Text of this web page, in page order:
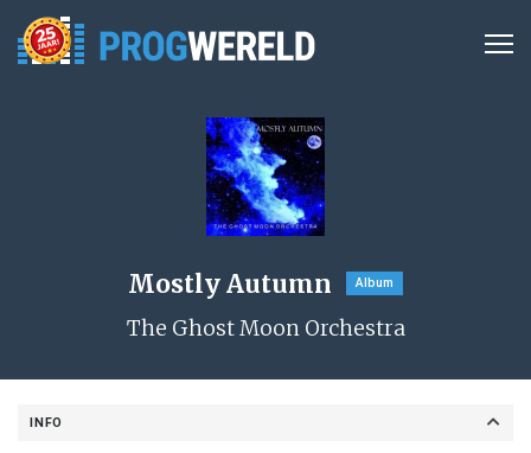
Mostly Autumn Album
The Ghost Moon Orchestra
INFO